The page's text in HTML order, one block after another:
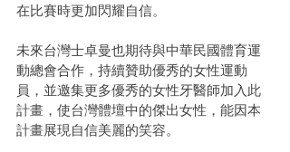
在比賽時更加閃耀自信。
未來台灣士卓曼也期待與中華民國體育運
動總會合作，持續贊助優秀的女性運動
員，並邀集更多優秀的女性牙醫師加入此
計畫，使台灣體壇中的傑出女性，能因本
計畫展現自信美麗的笑容。